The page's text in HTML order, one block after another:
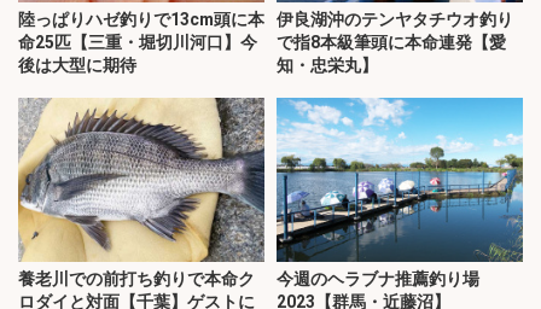
陸っぱりハゼ釣りで13cm頭に本
命25匹【三重・堀切川河口】今
後は大型に期待
伊良湖沖のテンヤタチウオ釣り
で指8本級筆頭に本命連発【愛
知・忠栄丸】
養老川での前打ち釣りで本命ク
ロダイと対面【千葉】ゲストに
今週のヘラブナ推薦釣り場
2023【群馬・近藤沼】